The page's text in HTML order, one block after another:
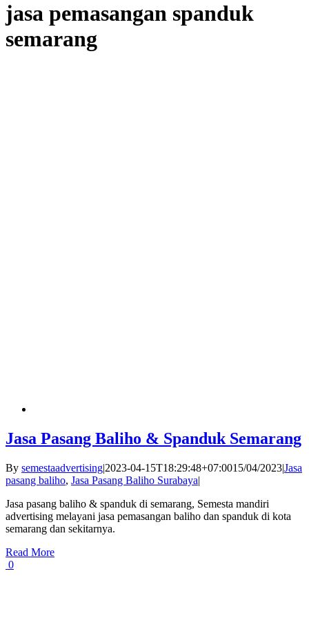
jasa pemasangan spanduk
semarang
Jasa Pasang Baliho & Spanduk Semarang
By semestaadvertising|2023-04-15T18:29:48+07:0015/04/2023|Jasa
pasang baliho, Jasa Pasang Baliho Surabaya|
Jasa pasang baliho & spanduk di semarang, Semesta mandiri
advertising melayani jasa pemasangan baliho dan spanduk di kota
semarang dan sekitarnya.
Read More
0